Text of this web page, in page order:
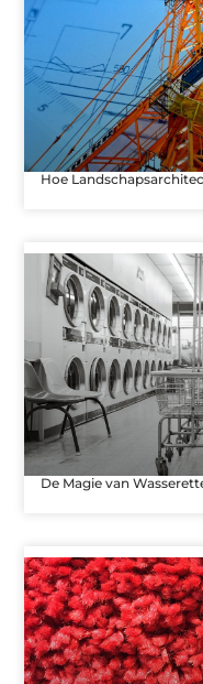
Hoe
De Magie van